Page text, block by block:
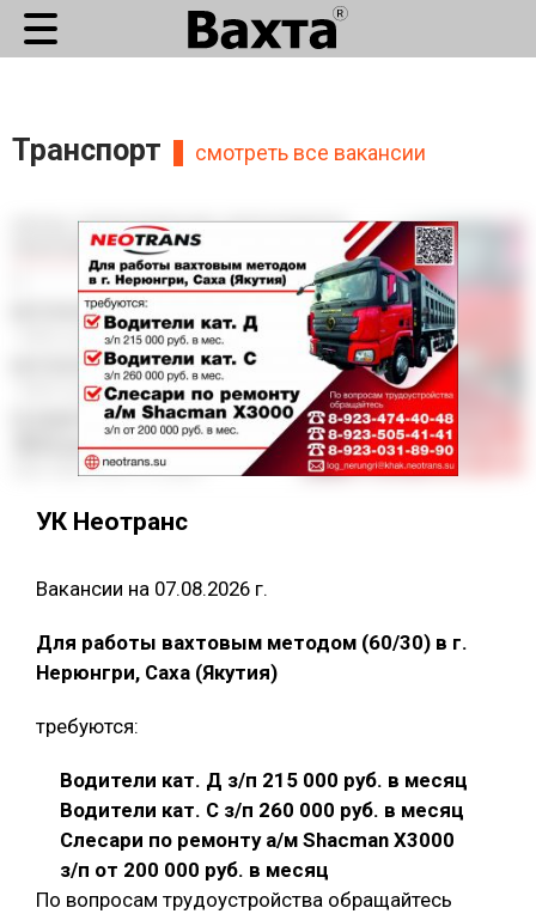
Транспорт смотреть все вакансии
УК Неотранс
Вакансии на 07.08.2026 г.
Для работы вахтовым методом (60/30) в г.
Нерюнгри, Саха (Якутия)
требуются:
Водители кат. Д з/п 215 000 руб. в месяц
Водители кат. С з/п 260 000 руб. в месяц
Слесари по ремонту а/м Shacman X3000
з/п от 200 000 руб. в месяц
По вопросам трудоустройства обращайтесь